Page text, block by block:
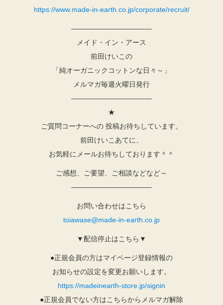
https://www.made-in-earth.co.jp/corporate/recruit/
———————————–
メイド・イン・アース
前田けいこの
「純オーガニックコットンな日々～」
メルマガ毎週火曜日発行
———————————–
★
ご質問コーナーへの 投稿お待ちしています。
前田けいこあてに、
お気軽にメールお待ちしております＾＾
ご感想、ご要望、ご相談などなど～
———————————–
お問い合わせはこちら
toiawase@made-in-earth.co.jp
▼配信停止はこちら▼
●正規会員の方はマイページ登録情報の
お知らせの設定を変更お願いします。
https://madeinearth-store.jp/signin
●正規会員でない方はこちらからメルマガ解除